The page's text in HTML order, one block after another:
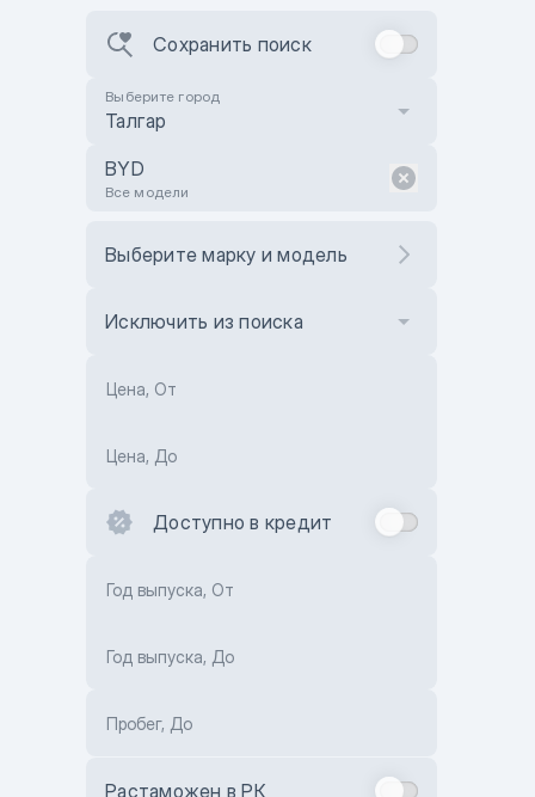
Сохранить поиск
Выберите город
Талгар
BYD
Все модели
Выберите марку и модель
Исключить из поиска
Цена, От
Цена, До
Доступно в кредит
Год выпуска, От
Год выпуска, До
Пробег, До
Растаможен в РК